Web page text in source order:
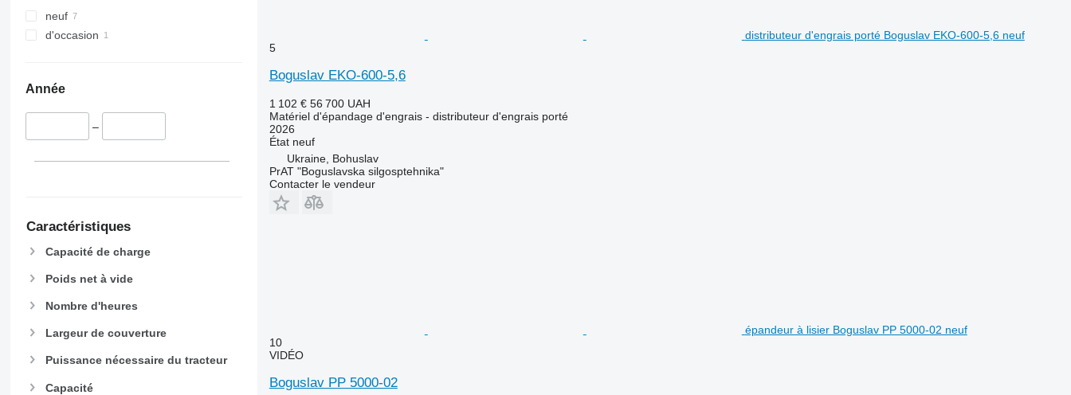
neuf
d'occasion
Année
–
Caractéristiques
Capacité de charge
Poids net à vide
Nombre d'heures
Largeur de couverture
Puissance nécessaire du tracteur
Capacité
distributeur d'engrais porté Boguslav EKO-600-5,6 neuf
5
Boguslav EKO-600-5,6
1 102 € 56 700 UAH
Matériel d'épandage d'engrais - distributeur d'engrais porté
2026
Étatneuf
Ukraine, Bohuslav
PrAT "Boguslavska silgosptehnika"
Contacter le vendeur
épandeur à lisier Boguslav PP 5000-02 neuf
10
VIDÉO
Boguslav PP 5000-02